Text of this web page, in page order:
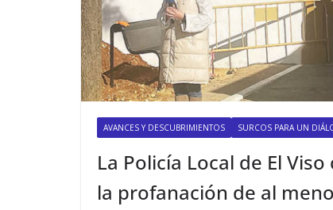
AVANCES Y DESCUBRIMIENTOS SURCOS PARA UN
La Policía Local de El
la profanación de al